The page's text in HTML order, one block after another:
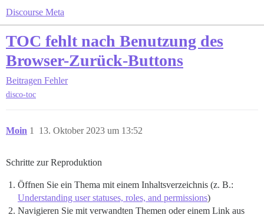
Discourse Meta
TOC fehlt nach Benutzung des
Browser-Zurück-Buttons
Beitragen Fehler
disco-toc
Moin 13. Oktober 2023 um 13:52
1
Schritte zur Reproduktion
Öffnen Sie ein Thema mit einem Inhaltsverzeichnis (z. B.:
Understanding user statuses, roles, and permissions)
Navigieren Sie mit verwandten Themen oder einem Link aus